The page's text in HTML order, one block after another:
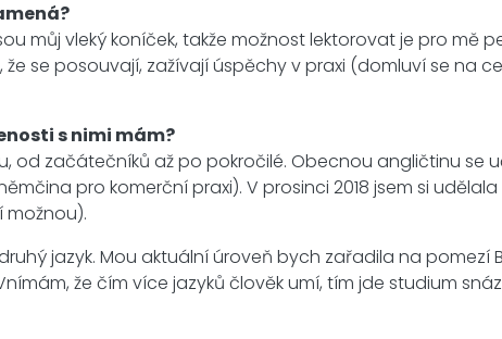
můj vleký koníček, takže možnost lektorovat je pro
se posouvají, zažívají úspěchy v praxi (domluví se na
s nimi mám?
začátečníků až po pokročilé. Obecnou angličtinu se
pro komerční praxi). V prosinci 2018 jsem si
jazyk. Mou aktuální úroveň bych zařadila na pomezí
že čím více jazyků člověk umí, tím jde studium